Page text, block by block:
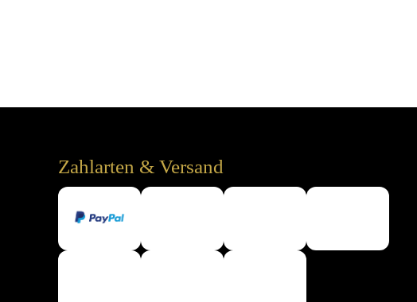
Zahlarten & Versand